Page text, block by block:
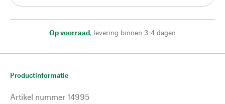
Op voorraad, levering binnen 3-4 dagen
Productinformatie
Artikel nummer 14995